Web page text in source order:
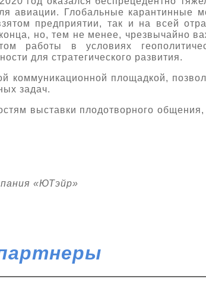
авиации. Глобальные карантинные
предприятии, так и на всей
но, тем не менее, чрезвычайно
работы в условиях
для стратегического развития.
коммуникационной площадкой,
задач.
выставки плодотворного
«ЮТэйр»